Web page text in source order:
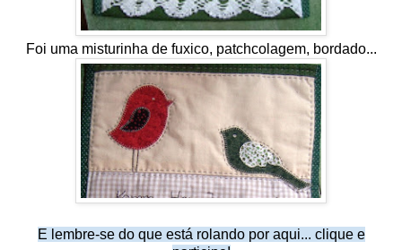
Foi uma misturinha de fuxico, patchcolagem, bordado...
E lembre-se do que está rolando por aqui... clique e